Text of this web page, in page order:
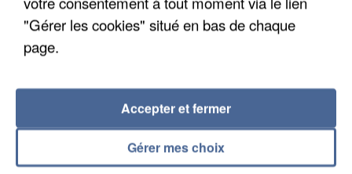
"Gérer les cookies" situé en bas de chaque
page.
Gérer mes choix
Accepter et fermer